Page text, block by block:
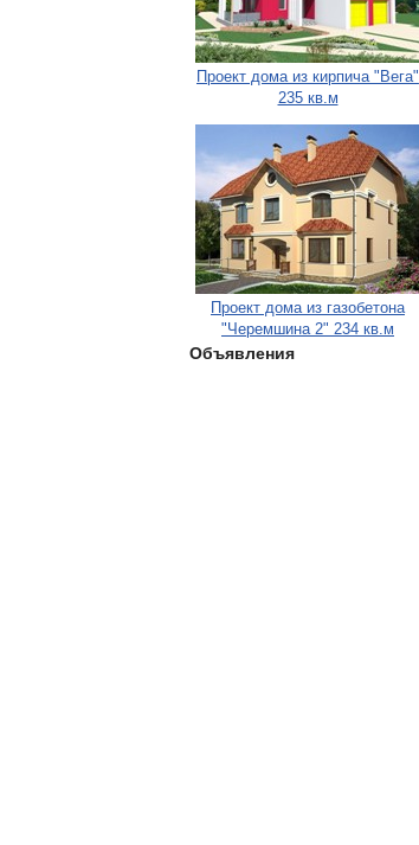
Проект дома из кирпича "Вега"
235 кв.м
Проект дома из газобетона
"Черемшина 2" 234 кв.м
Объявления